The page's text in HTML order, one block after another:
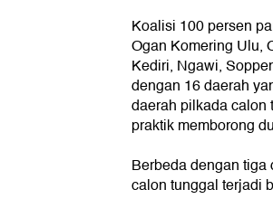
Koalisi 100 persen
Ogan Komering Ulu,
Kediri, Ngawi,
dengan 16 daerah
daerah pilkada calon
praktik memborong
Berbeda dengan
calon tunggal terjadi